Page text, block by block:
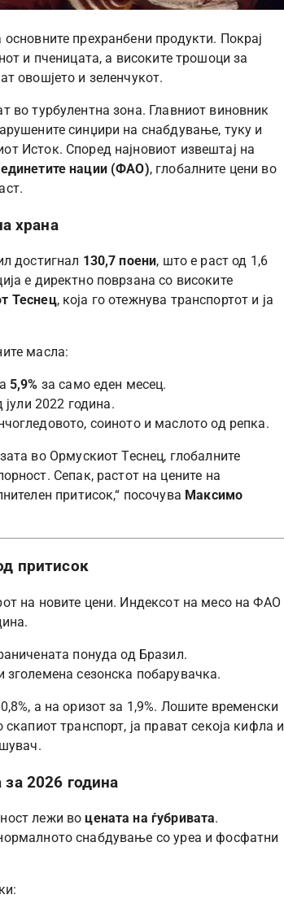
прехранбени продукти. Покрај
и пченицата, а високите трошоци за
овошјето и зеленчукот.
во турбулентна зона. Главниот виновник
синџири на снабдување, туку и
Исток. Според најновиот извештај на
нации (ФАО), глобалните цени во
храна
достигнал 130,7 поени, што е раст од 1,6
е директно поврзана со високите
Теснец, која го отежнува транспортот и ја
масла:
5,9% за само еден месец.
2022 година.
соиното и маслото од репка.
во Ормускиот Теснец, глобалните
Сепак, растот на цените на
притисок,“ посочува Максимо
притисок
на новите цени. Индексот на месо на ФАО
понуда од Бразил.
сезонска побарувачка.
а на оризот за 1,9%. Лошите временски
транспорт, ја прават секоја кифла и
2026 година
лежи воцената на ѓубривата.
снабдување со уреа и фосфатни